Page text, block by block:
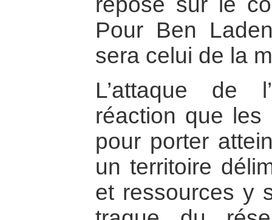
Pour Ben
sera celui de la
L’attaque de
réaction que les
pour porter
un territoire
et ressources y